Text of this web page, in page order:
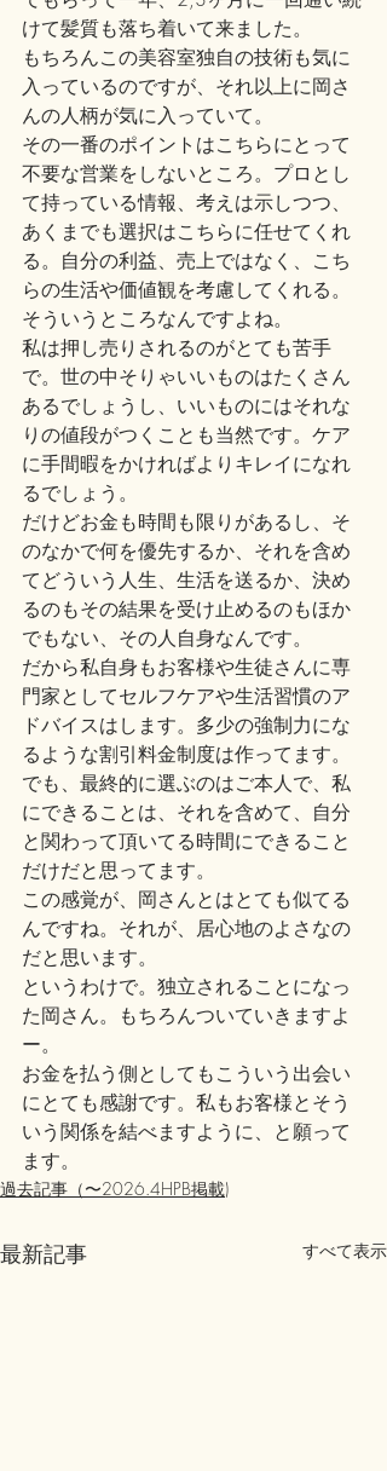
けて髪質も落ち着いて来ました。
もちろんこの美容室独自の技術も気に
入っているのですが、それ以上に岡さ
んの人柄が気に入っていて。
その一番のポイントはこちらにとって
不要な営業をしないところ。プロとし
て持っている情報、考えは示しつつ、
あくまでも選択はこちらに任せてくれ
る。自分の利益、売上ではなく、こち
らの生活や価値観を考慮してくれる。
そういうところなんですよね。
私は押し売りされるのがとても苦手
で。世の中そりゃいいものはたくさん
あるでしょうし、いいものにはそれな
りの値段がつくことも当然です。ケア
に手間暇をかければよりキレイになれ
るでしょう。
だけどお金も時間も限りがあるし、そ
のなかで何を優先するか、それを含め
てどういう人生、生活を送るか、決め
るのもその結果を受け止めるのもほか
でもない、その人自身なんです。
だから私自身もお客様や生徒さんに専
門家としてセルフケアや生活習慣のア
ドバイスはします。多少の強制力にな
るような割引料金制度は作ってます。
でも、最終的に選ぶのはご本人で、私
にできることは、それを含めて、自分
と関わって頂いてる時間にできること
だけだと思ってます。
この感覚が、岡さんとはとても似てる
んですね。それが、居心地のよさなの
だと思います。
というわけで。独立されることになっ
た岡さん。もちろんついていきますよ
ー。
お金を払う側としてもこういう出会い
にとても感謝です。私もお客様とそう
いう関係を結べますように、と願って
ます。
過去記事（〜2026.4HPB掲載)
最新記事 すべて表示